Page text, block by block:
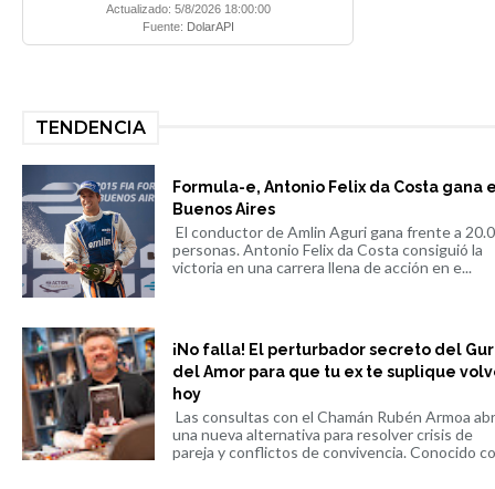
Actualizado: 5/8/2026 18:00:00
Fuente: DolarAPI
TENDENCIA
Formula-e, Antonio Felix da Costa gana
Buenos Aires
El conductor de Amlin Aguri gana frente a
personas. Antonio Felix da Costa consiguió la
victoria en una carrera llena de acción en e...
¡No falla! El perturbador secreto del
del Amor para que tu ex te suplique
hoy
Las consultas con el Chamán Rubén Armoa
una nueva alternativa para resolver crisis de
pareja y conflictos de convivencia. Conocido